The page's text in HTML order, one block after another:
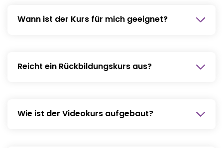
Wann ist der Kurs für mich geeignet?
beginnen.
Reicht ein Rückbildungskurs aus?
Muskulaturen. Das macht dich schon wesentlich
Wie ist der Videokurs aufgebaut?